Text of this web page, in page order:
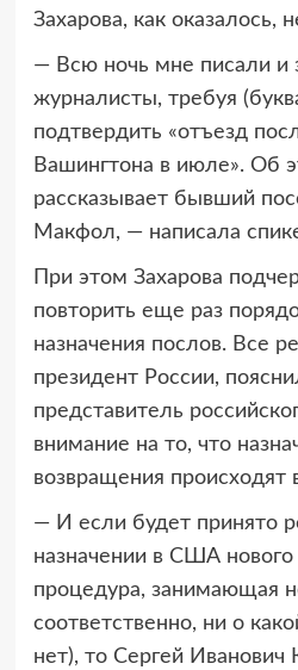
Захарова, как оказалось,
— Всю ночь мне писали и
журналисты, требуя
подтвердить «отъезд
Вашингтона в июле». Об
рассказывает бывший
Макфол, — написала
При этом Захарова
повторить еще раз
назначения послов. Все
президент России,
представитель
внимание на то, что
возвращения происходят
— И если будет принято
назначении в США нового
процедура, занимающая
соответственно, ни о
нет), то Сергей Иванович